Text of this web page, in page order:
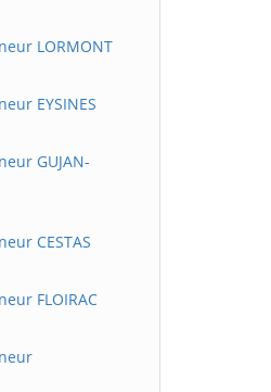
LORMONT
EYSINES
GUJAN-
CESTAS
FLOIRAC